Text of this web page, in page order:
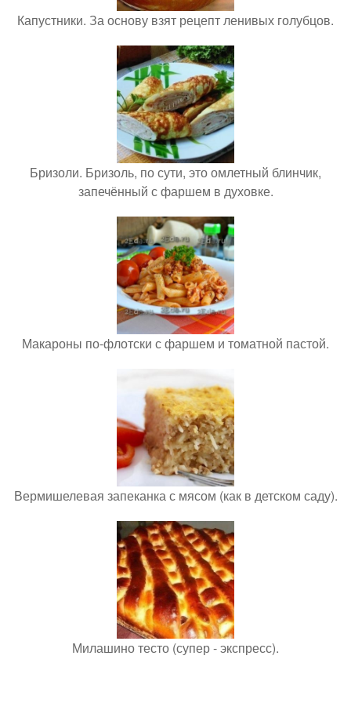
Капустники. За основу взят рецепт ленивых голубцов.
Бризоли. Бризоль, по сути, это омлетный блинчик,
запечённый с фаршем в духовке.
Макароны по-флотски с фаршем и томатной пастой.
Вермишелевая запеканка с мясом (как в детском саду).
Милашино тесто (супер - экспресс).